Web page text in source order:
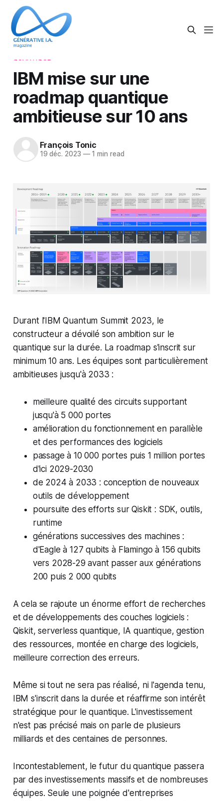
IBM mise sur une
roadmap quantique
ambitieuse sur 10 ans
François Tonic
19 déc. 2023 —1 min read
Durant l'IBM Quantum Summit 2023, le
constructeur a dévoilé son ambition sur le
quantique sur la durée. La roadmap s'inscrit sur
minimum 10 ans. Les équipes sont particulièrement
ambitieuses jusqu'à 2033 :
meilleure qualité des circuits supportant
jusqu'à 5 000 portes
amélioration du fonctionnement en parallèle
et des performances des logiciels
passage à 10 000 portes puis 1 million portes
d'ici 2029-2030
de 2024 à 2033 : conception de nouveaux
outils de développement
poursuite des efforts sur Qiskit : SDK, outils,
runtime
générations successives des machines :
d'Eagle à 127 qubits à Flamingo à 156 qubits
vers 2028-29 avant passer aux générations
200 puis 2 000 qubits
A cela se rajoute un énorme effort de recherches
et de développements des couches logiciels :
Qiskit, serverless quantique, IA quantique, gestion
des ressources, montée en charge des logiciels,
meilleure correction des erreurs.
Même si tout ne sera pas réalisé, ni l'agenda tenu,
IBM s'inscrit dans la durée et réaffirme son intérêt
stratégique pour le quantique. L'investissement
n'est pas précisé mais on parle de plusieurs
milliards et des centaines de personnes.
Incontestablement, le futur du quantique passera
par des investissements massifs et de nombreuses
équipes. Seule une poignée d'entreprises